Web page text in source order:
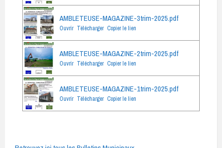
AMBLETEUSE-MAGAZINE-3trim-2025.pdf
Ouvrir Télécharger Copier le lien
AMBLETEUSE-MAGAZINE-2trim-2025.pdf
Ouvrir Télécharger Copier le lien
AMBLETEUSE-MAGAZINE-1trim-2025.pdf
Ouvrir Télécharger Copier le lien